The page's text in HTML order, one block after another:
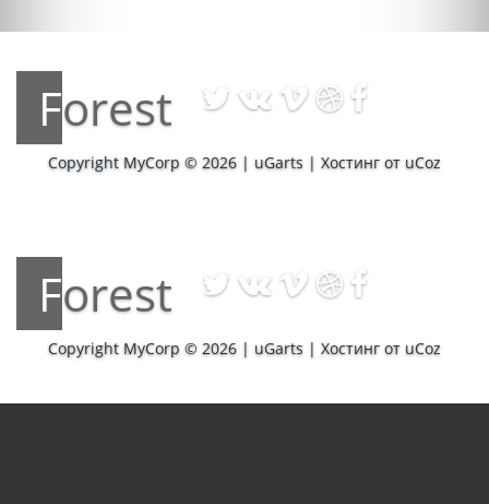
Forest
Copyright MyCorp © 2026 | uGarts | Хостинг от uCoz
Forest
Copyright MyCorp © 2026 | uGarts | Хостинг от uCoz